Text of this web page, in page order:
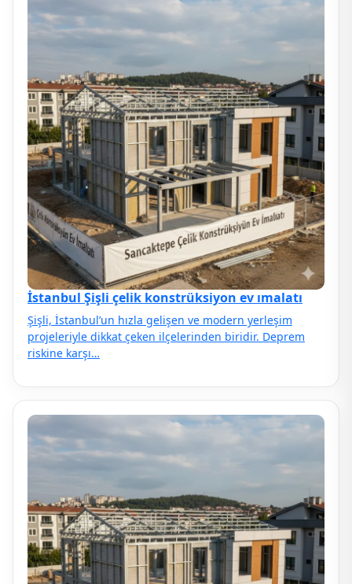
İstanbul Şişli çelik konstrüksiyon ev ımalatı
Şişli, İstanbul’un hızla gelişen ve modern yerleşim
projeleriyle dikkat çeken ilçelerinden biridir. Deprem
riskine karşı…